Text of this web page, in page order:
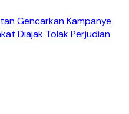
Gencarkan Kampanye
Diajak Tolak Perjudian